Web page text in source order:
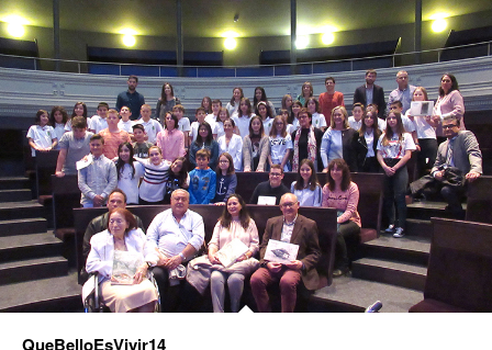
QueBelloEsVivir14